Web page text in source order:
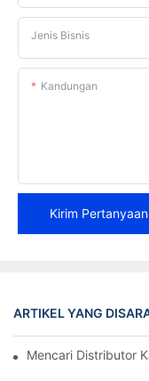
Jenis Bisnis
Kandungan
Kirim
ARTIKEL YANG
Mencari Distributor